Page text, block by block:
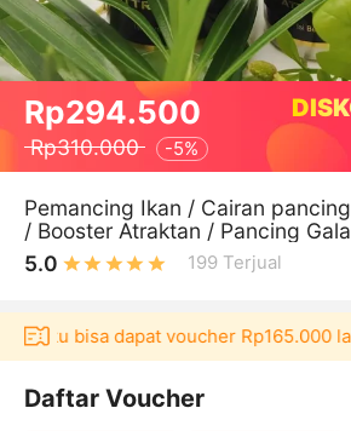
Rp294.500
Rp310.000 -5%
Pemancing Ikan / Cairan
/ Booster Atraktan / Pancing
ili
5.0 199 Terjual
bisa dapat voucher Rp165.000
Daftar Voucher